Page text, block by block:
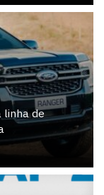
linha de